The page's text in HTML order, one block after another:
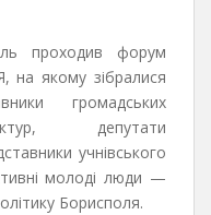
проходив форум
на якому зібралися
громадських
депутати
учнівського
молоді люди —
Борисполя.